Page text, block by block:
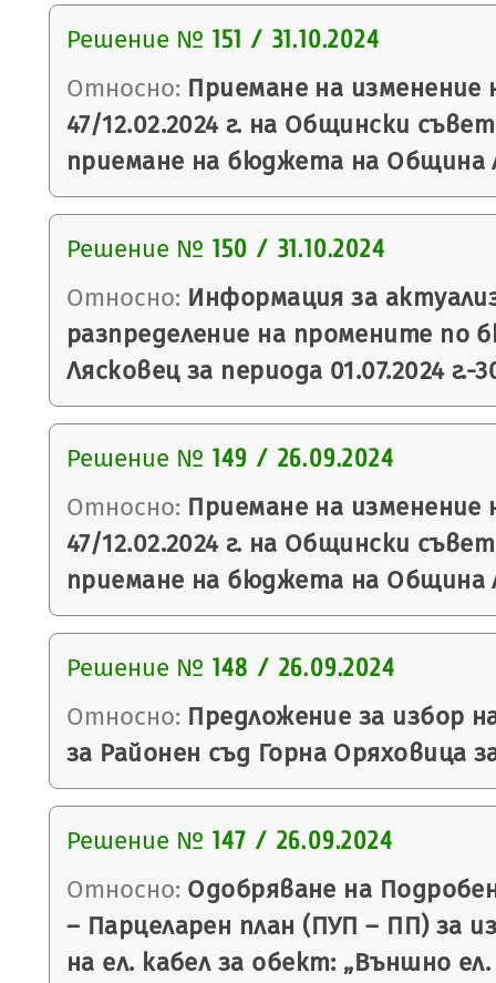
Решение № 151 / 31.10.2024
Относно: Приемане на
47/12.02.2024 г. на Общински
приемане на бюджета на Община
Решение № 150 / 31.10.2024
Относно: Информация за
разпределение на промените по
Лясковец за периода 01.07.2024 г.-
Решение № 149 / 26.09.2024
Относно: Приемане на
47/12.02.2024 г. на Общински
приемане на бюджета на Община
Решение № 148 / 26.09.2024
Относно: Предложение за избор
за Районен съд Горна Оряховица
Решение № 147 / 26.09.2024
Относно: Одобряване на
– Парцеларен план (ПУП – ПП) за
на ел. кабел за обект: „Външно